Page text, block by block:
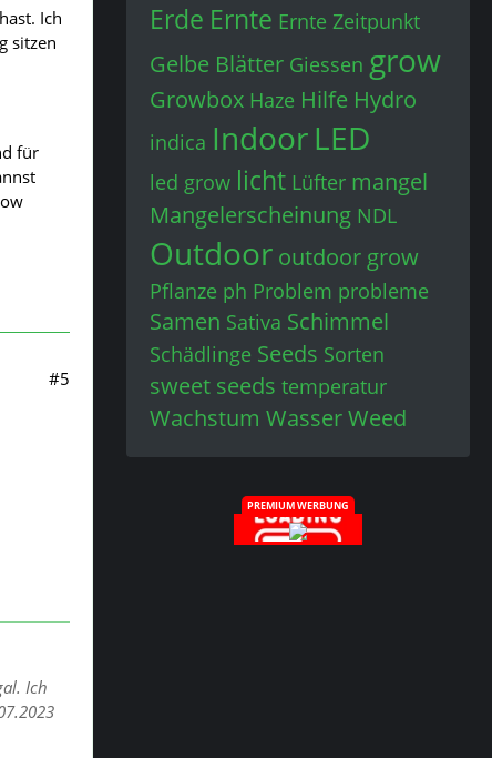
Ich
sitzen
für
#5
Ich
Erde Ernte Ernte Zeitpunkt
Gelbe Blätter Giessen grow
Growbox Haze Hilfe Hydro
indica IndoorLED
led grow licht Lüfter mangel
Mangelerscheinung NDL
Outdoor outdoor grow
Pflanze ph Problem probleme
Samen Sativa Schimmel
Schädlinge Seeds Sorten
sweet seeds temperatur
Wachstum WasserWeed
PREMIUM WERBUNG